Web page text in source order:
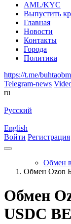
AML/KYC
Выпустить
Главная
Новости
Контакты
Города
Политика
https://t.me/
Telegram-news
ru
Русский
English
Войти Регистрация
Обмен
Обмен Ozon
Обмен
USDC